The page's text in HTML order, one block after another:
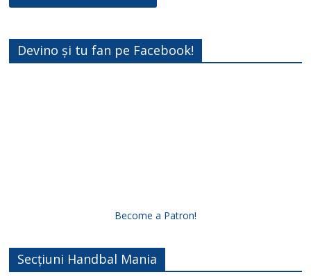
Devino și tu fan pe Facebook!
Become a Patron!
Secțiuni Handbal Mania